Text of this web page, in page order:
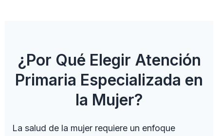
¿Por Qué Elegir Atención
Primaria Especializada en
la Mujer?
La salud de la mujer requiere un enfoque